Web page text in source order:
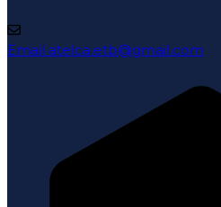
Email atelca.etb@gmail.com